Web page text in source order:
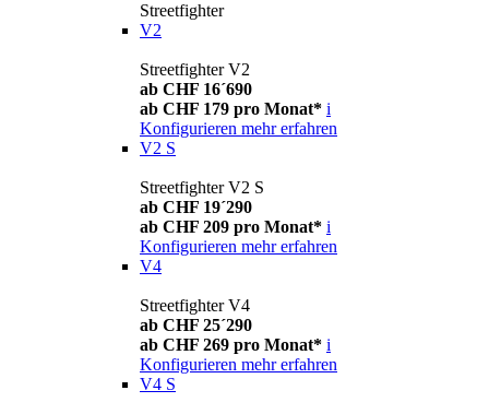
Streetfighter
V2
Streetfighter V2
ab CHF 16´690
ab CHF 179 pro Monat* i
Konfigurieren mehr erfahren
V2 S
Streetfighter V2 S
ab CHF 19´290
ab CHF 209 pro Monat* i
Konfigurieren mehr erfahren
V4
Streetfighter V4
ab CHF 25´290
ab CHF 269 pro Monat* i
Konfigurieren mehr erfahren
V4 S